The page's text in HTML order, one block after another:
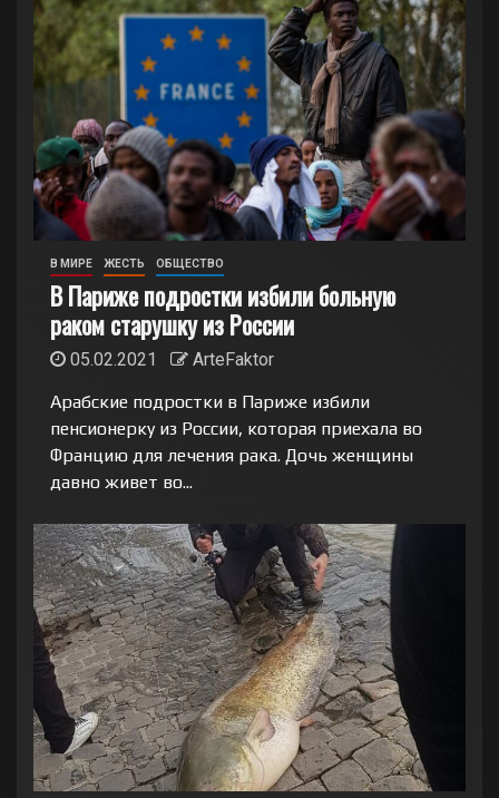
В МИРЕ ЖЕСТЬ ОБЩЕСТВО
В Париже подростки избили больную
раком старушку из России
05.02.2021
ArteFaktor
Арабские подростки в Париже избили
пенсионерку из России, которая приехала во
Францию для лечения рака. Дочь женщины
давно живет во...